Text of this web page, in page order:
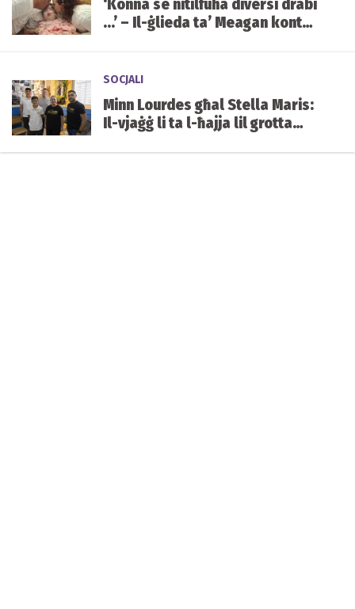
‘Konna se nitilfuha diversi drabi
...’ – Il-ġlieda ta’ Meagan kontra
SOCJALI
Minn Lourdes għal Stella Maris:
Il-vjaġġ li ta l-ħajja lil grotta